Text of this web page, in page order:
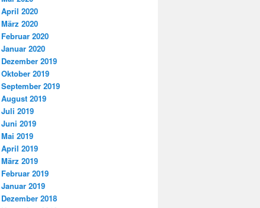
April 2020
März 2020
Februar 2020
Januar 2020
Dezember 2019
Oktober 2019
September 2019
August 2019
Juli 2019
Juni 2019
Mai 2019
April 2019
März 2019
Februar 2019
Januar 2019
Dezember 2018